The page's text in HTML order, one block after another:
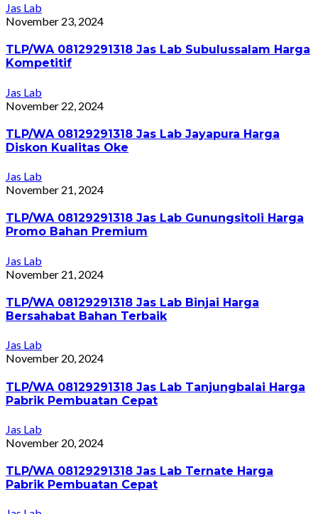
Jas Lab
November 23, 2024
TLP/WA 08129291318 Jas Lab Subulussalam Harga
Kompetitif
Jas Lab
November 22, 2024
TLP/WA 08129291318 Jas Lab Jayapura Harga
Diskon Kualitas Oke
Jas Lab
November 21, 2024
TLP/WA 08129291318 Jas Lab Gunungsitoli Harga
Promo Bahan Premium
Jas Lab
November 21, 2024
TLP/WA 08129291318 Jas Lab Binjai Harga
Bersahabat Bahan Terbaik
Jas Lab
November 20, 2024
TLP/WA 08129291318 Jas Lab Tanjungbalai Harga
Pabrik Pembuatan Cepat
Jas Lab
November 20, 2024
TLP/WA 08129291318 Jas Lab Ternate Harga
Pabrik Pembuatan Cepat